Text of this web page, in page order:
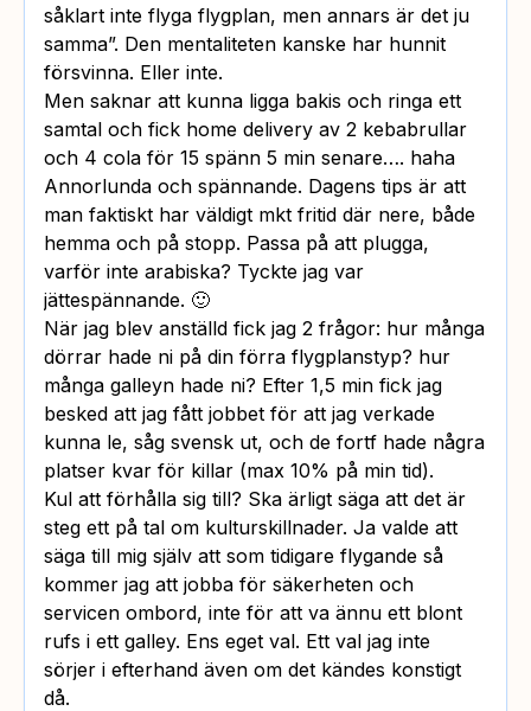
såklart inte flyga flygplan, men annars är det ju
samma”. Den mentaliteten kanske har hunnit
försvinna. Eller inte.
Men saknar att kunna ligga bakis och ringa ett
samtal och fick home delivery av 2 kebabrullar
och 4 cola för 15 spänn 5 min senare…. haha
Annorlunda och spännande. Dagens tips är att
man faktiskt har väldigt mkt fritid där nere, både
hemma och på stopp. Passa på att plugga,
varför inte arabiska? Tyckte jag var
jättespännande. 🙂
När jag blev anställd fick jag 2 frågor: hur många
dörrar hade ni på din förra flygplanstyp? hur
många galleyn hade ni? Efter 1,5 min fick jag
besked att jag fått jobbet för att jag verkade
kunna le, såg svensk ut, och de fortf hade några
platser kvar för killar (max 10% på min tid).
Kul att förhålla sig till? Ska ärligt säga att det är
steg ett på tal om kulturskillnader. Ja valde att
säga till mig själv att som tidigare flygande så
kommer jag att jobba för säkerheten och
servicen ombord, inte för att va ännu ett blont
rufs i ett galley. Ens eget val. Ett val jag inte
sörjer i efterhand även om det kändes konstigt
då.